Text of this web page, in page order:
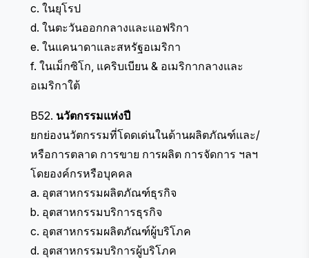
c. ในยุโรป
d. ในตะวันออกกลางและแอฟริกา
e. ในแคนาดาและสหรัฐอเมริกา
f. ในเม็กซิโก, แคริบเบียน & อเมริกากลางและ
อเมริกาใต้
B52. นวัตกรรมแห่งปี
ยกย่องนวัตกรรมที่โดดเด่นในด้านผลิตภัณฑ์และ/
หรือการตลาด การขาย การผลิต การจัดการ ฯลฯ
โดยองค์กรหรือบุคคล
a. อุตสาหกรรมผลิตภัณฑ์ธุรกิจ
b. อุตสาหกรรมบริการธุรกิจ
c. อุตสาหกรรมผลิตภัณฑ์ผู้บริโภค
d. อุตสาหกรรมบริการผู้บริโภค